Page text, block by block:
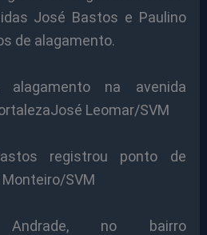
José Bastos e Paulino
de alagamento.
alagamento na avenida
Leomar/SVM
registrou ponto de
SVM
no bairro